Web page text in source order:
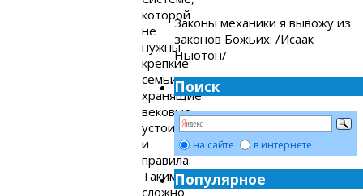
которой
не
нужны
крепкие
семьи,
хранящие
вековые
устои
и
правила.
Такими
сложно
Законы механики я вывожу из
законов Божьих. /Исаак
Ньютон/
Поиск
на сайте в интернете
Популярное